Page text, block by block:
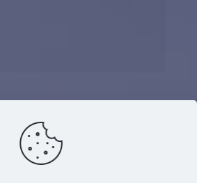
Corretora de Seguros Ltda - CNPJ:
75 - SUSEP: 100637106 AV DOS